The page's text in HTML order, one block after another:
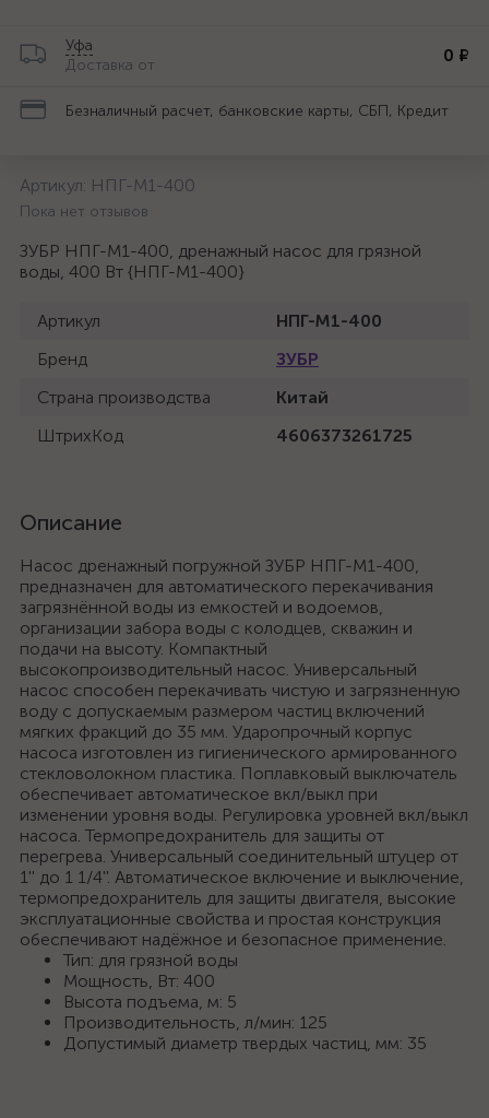
Уфа
Доставка от
0 ₽
Безналичный расчет, банковские карты, СБП, Кредит
Артикул: НПГ-М1-400
Пока нет отзывов
ЗУБР НПГ-М1-400, дренажный насос для грязной
воды, 400 Вт {НПГ-М1-400}
Артикул
НПГ-М1-400
Бренд
ЗУБР
Страна производства
Китай
ШтрихКод
4606373261725
Описание
Насос дренажный погружной ЗУБР НПГ-М1-400,
предназначен для автоматического перекачивания
загрязнённой воды из емкостей и водоемов,
организации забора воды с колодцев, скважин и
подачи на высоту. Компактный
высокопроизводительный насос. Универсальный
насос способен перекачивать чистую и загрязненную
воду с допускаемым размером частиц включений
мягких фракций до 35 мм. Ударопрочный корпус
насоса изготовлен из гигиенического армированного
стекловолокном пластика. Поплавковый выключатель
обеспечивает автоматическое вкл/выкл при
изменении уровня воды. Регулировка уровней вкл/выкл
насоса. Термопредохранитель для защиты от
перегрева. Универсальный соединительный штуцер от
1'' до 1 1/4''. Автоматическое включение и выключение,
термопредохранитель для защиты двигателя, высокие
эксплуатационные свойства и простая конструкция
обеспечивают надёжное и безопасное применение.
Тип: для грязной воды
Мощность, Вт: 400
Высота подъема, м: 5
Производительность, л/мин: 125
Допустимый диаметр твердых частиц, мм: 35